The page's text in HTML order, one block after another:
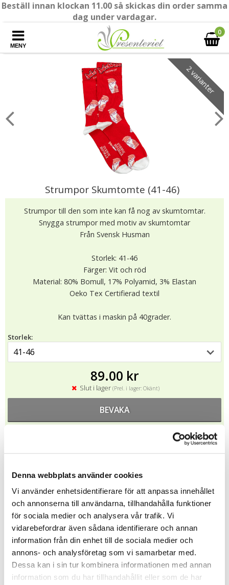
Denna webbplats använder cookies
Vi använder enhetsidentifierare för att anpassa innehållet
och annonserna till användarna, tillhandahålla funktioner
för sociala medier och analysera vår trafik. Vi
vidarebefordrar även sådana identifierare och annan
information från din enhet till de sociala medier och
annons- och analysföretag som vi samarbetar med.
Dessa kan i sin tur kombinera informationen med annan
information som du har tillhandahållit eller som de har
Beställ innan klockan 11.00 så skickas din order samma
dag under vardagar.
MENY
0
2 varianter
Strumpor Skumtomte (41-46)
Strumpor till den som inte kan få nog av skumtomtar.
Snygga strumpor med motiv av skumtomtar
Från Svensk Husman
Storlek: 41-46
Färger: Vit och röd
Material: 80% Bomull, 17% Polyamid, 3% Elastan
Oeko Tex Certifierad textil
Kan tvättas i maskin på 40grader.
Storlek:
89.00 kr
Slut i lager (Prel. i lager: Okänt)
BEVAKA
★★★★★
Tipsa
Upptäck mer
Roliga Presenter
Julklappsspelet
Accessoarer och Smycken
Julklappar till farfar/morfar